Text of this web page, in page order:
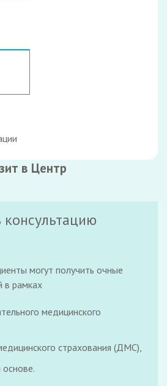
в Центр
консультацию
могут получить очные
в рамках
медицинского
страхования (ДМС),